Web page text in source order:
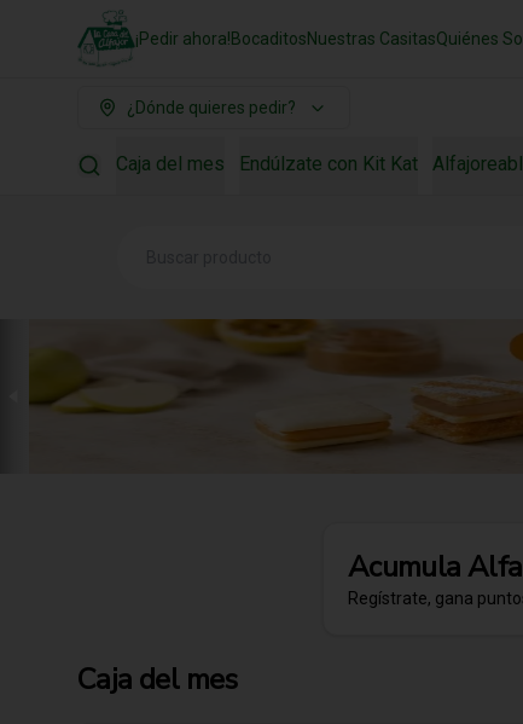
¡Pedir ahora!BocaditosNuestras CasitasQuiénes
¿Dónde quieres pedir?
Caja del mes Endúlzate con Kit Kat
Acumula
Regístrate, gana
Caja del mes